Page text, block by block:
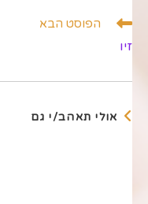
הפוסט הבא
זיו
אולי תאהב/י גם